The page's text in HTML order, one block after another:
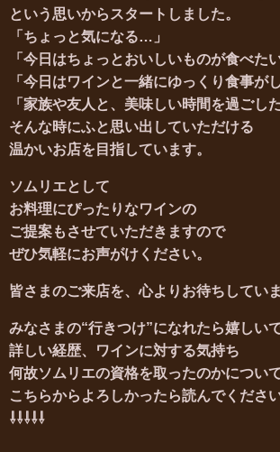
という思いからスタートしました。
「ちょっと気になる…」
「今日はちょっとおいしいものが食べたい
「今日はワインと一緒にゆっくり食事が
「家族や友人と、美味しい時間を過ごした
そんな時にふと思い出していただける
温かいお店を目指しています。
ソムリエとして
お料理にぴったりなワインの
ご提案もさせていただきますので
ぜひ気軽にお声がけください。
皆さまのご来店を、心よりお待ちしてい
みなさまの“行きつけ”になれたら嬉しいで
詳しい経歴、
ワインに対する気持ち
何故ソムリエの資格を取ったのかについ
こちらから よろしかったら読んでください
⇩⇩⇩⇩⇩